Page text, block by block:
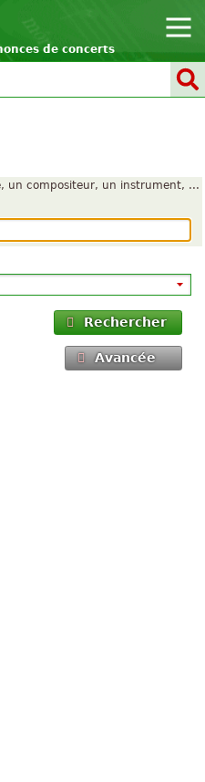
de concerts
un compositeur, un instrument, ...
Rechercher
Avancée